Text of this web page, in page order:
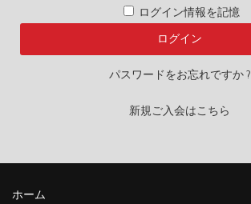
ログイン情報を記憶
パスワードをお忘れですか ?
新規ご入会はこちら
ホーム